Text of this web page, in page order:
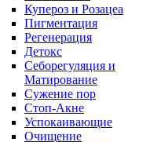
Купероз и Розацеа
Пигментация
Регенерация
Детокс
Себорегуляция и
Матирование
Сужение пор
Стоп-Акне
Успокаивающие
Очищение